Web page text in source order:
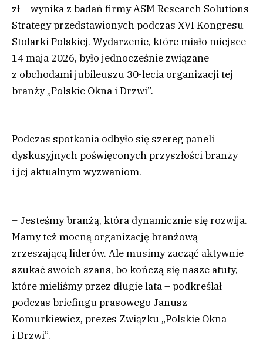
zł – wynika z badań firmy ASM Research Solutions
Strategy przedstawionych podczas XVI Kongresu
Stolarki Polskiej. Wydarzenie, które miało miejsce
14 maja 2026, było jednocześnie związane
z obchodami jubileuszu 30-lecia organizacji tej
branży „Polskie Okna i Drzwi”.
Podczas spotkania odbyło się szereg paneli
dyskusyjnych poświęconych przyszłości branży
i jej aktualnym wyzwaniom.
– Jesteśmy branżą, która dynamicznie się rozwija.
Mamy też mocną organizację branżową
zrzeszającą liderów. Ale musimy zacząć aktywnie
szukać swoich szans, bo kończą się nasze atuty,
które mieliśmy przez długie lata – podkreślał
podczas briefingu prasowego Janusz
Komurkiewicz, prezes Związku „Polskie Okna
i Drzwi”.